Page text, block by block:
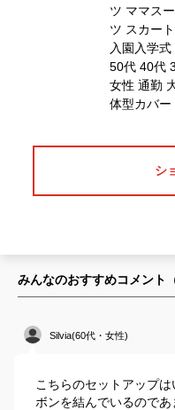
シ
みんなのおすすめコメント
Silvia(60代・女性)
こちらのセットアップ
ボンを結んでいるので